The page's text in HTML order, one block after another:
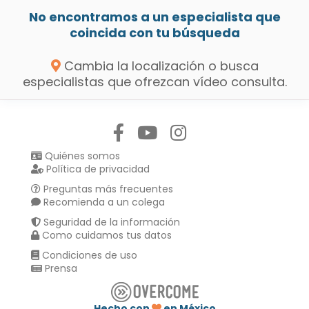
No encontramos a un especialista que
coincida con tu búsqueda
Cambia la localización o busca
especialistas que ofrezcan vídeo consulta.
Quiénes somos
Política de privacidad
Preguntas más frecuentes
Recomienda a un colega
Seguridad de la información
Como cuidamos tus datos
Condiciones de uso
Prensa